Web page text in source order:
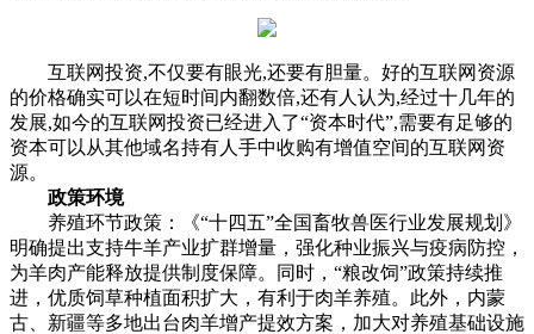
互联网投资,不仅要有眼光,还要有胆量。好的互联网资源
的价格确实可以在短时间内翻数倍,还有人认为,经过十几年的
发展,如今的互联网投资已经进入了“资本时代”,需要有足够的
资本可以从其他域名持有人手中收购有增值空间的互联网资
源。
政策环境
养殖环节政策：《“十四五”全国畜牧兽医行业发展规划》
明确提出支持牛羊产业扩群增量，强化种业振兴与疫病防控，
为羊肉产能释放提供制度保障。同时，“粮改饲”政策持续推
进，优质饲草种植面积扩大，有利于肉羊养殖。此外，内蒙
古、新疆等多地出台肉羊增产提效方案，加大对养殖基础设施